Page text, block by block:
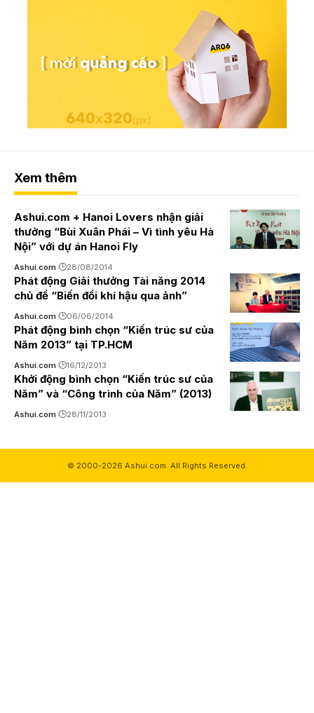
Xem thêm
Ashui.com + Hanoi Lovers nhận giải
thưởng “Bùi Xuân Phái – Vì tình yêu Hà
Nội” với dự án Hanoi Fly
Ashui.com 28/08/2014
Phát động Giải thưởng Tài năng 2014
chủ đề “Biến đổi khí hậu qua ảnh”
Ashui.com 06/06/2014
Phát động bình chọn “Kiến trúc sư của
Năm 2013” tại TP.HCM
Ashui.com 16/12/2013
Khởi động bình chọn “Kiến trúc sư của
Năm” và “Công trình của Năm” (2013)
Ashui.com 28/11/2013
© 2000-2026 Ashui.com. All Rights Reserved.